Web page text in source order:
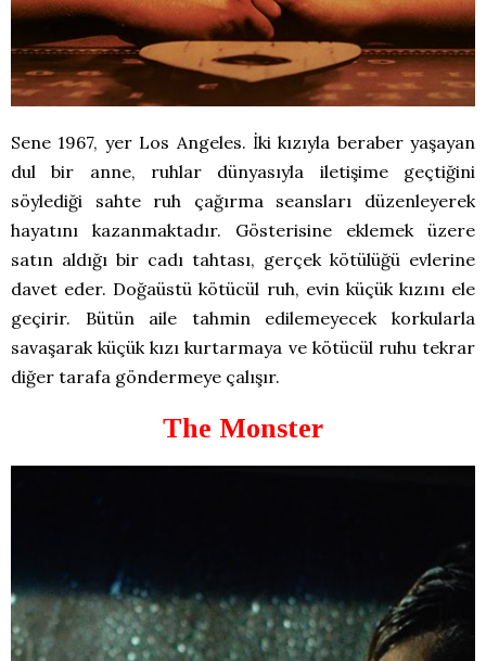
Sene 1967, yer Los Angeles. İki kızıyla beraber yaşayan
dul bir anne, ruhlar dünyasıyla iletişime geçtiğini
söylediği sahte ruh çağırma seansları düzenleyerek
hayatını kazanmaktadır. Gösterisine eklemek üzere
satın aldığı bir cadı tahtası, gerçek kötülüğü evlerine
davet eder. Doğaüstü kötücül ruh, evin küçük kızını ele
geçirir. Bütün aile tahmin edilemeyecek korkularla
savaşarak küçük kızı kurtarmaya ve kötücül ruhu tekrar
diğer tarafa göndermeye çalışır.
The Monster